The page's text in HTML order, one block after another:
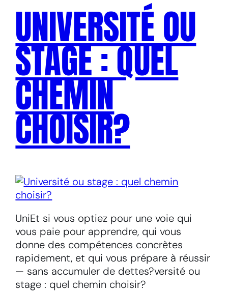
UNIVERSITÉ OU
STAGE : QUEL
CHEMIN
CHOISIR?
UniEt si vous optiez pour une voie qui
vous paie pour apprendre, qui vous
donne des compétences concrètes
rapidement, et qui vous prépare à réussir
— sans accumuler de dettes?versité ou
stage : quel chemin choisir?